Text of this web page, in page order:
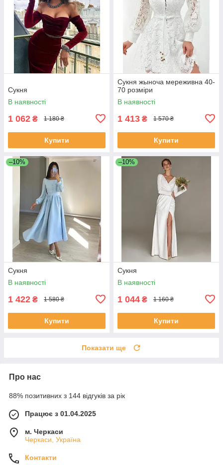
Сукня
В наявності
1 062 ₴ 1 180 ₴
Купити
Сукня жыноча мереживна 40-
70 розміри
В наявності
1 413 ₴ 1 570 ₴
Купити
–10%
Сукня
В наявності
1 422 ₴ 1 580 ₴
Купити
–10%
Сукня
В наявності
1 044 ₴ 1 160 ₴
Купити
Показати ще
Про нас
88% позитивних з 144 відгуків за рік
Працює з 01.04.2025
м. Черкаси
Черкаси, Україна
Контакти